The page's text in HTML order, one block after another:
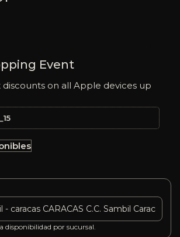
Event
on all Apple devices up
disponibilidad por sucursal.